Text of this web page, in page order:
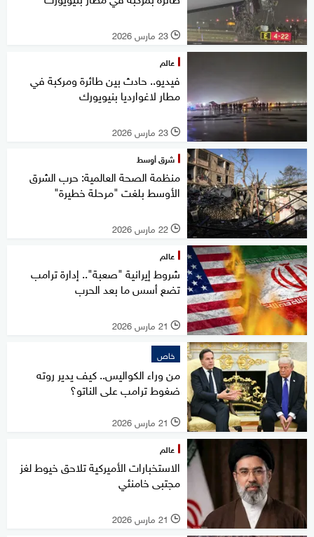
l 23 مارس 2026
عالم
فيديو.. حادث بين طائرة ومركبة في
مطار لاغوارديا بنيويورك
l 23 مارس 2026
شرق أوسط
منظمة الصحة العالمية: حرب الشرق
الأوسط بلغت "مرحلة خطيرة"
l 22 مارس 2026
عالم
شروط إيرانية "صعبة".. إدارة ترامب
تضع أسس ما بعد الحرب
l 21 مارس 2026
خاص
من وراء الكواليس.. كيف يدير روته
ضغوط ترامب على الناتو؟
l 21 مارس 2026
عالم
الاستخبارات الأميركية تلاحق خيوط لغز
مجتبى خامنئي
l 21 مارس 2026